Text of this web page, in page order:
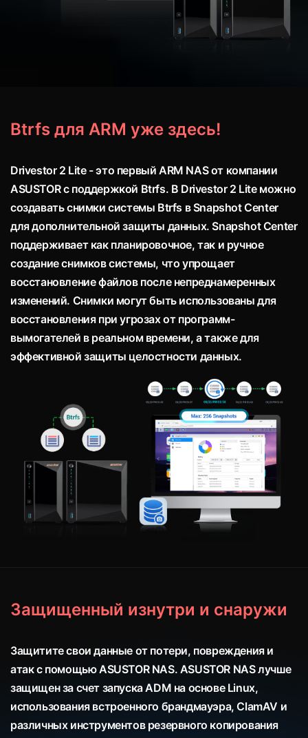
Btrfs для ARM уже здесь!
Drivestor 2 Lite - это первый ARM NAS от компании
ASUSTOR с поддержкой Btrfs. В Drivestor 2 Lite можно
создавать снимки системы Btrfs в Snapshot Center
для дополнительной защиты данных. Snapshot Center
поддерживает как планировочное, так и ручное
создание снимков системы, что упрощает
восстановление файлов после непреднамеренных
изменений. Снимки могут быть использованы для
восстановления при угрозах от программ-
вымогателей в реальном времени, а также для
эффективной защиты целостности данных.
Защищенный изнутри и снаружи
Защитите свои данные от потери, повреждения и
атак с помощью ASUSTOR NAS. ASUSTOR NAS лучше
защищен за счет запуска ADM на основе Linux,
использования встроенного брандмауэра, ClamAV и
различных инструментов резервного копирования